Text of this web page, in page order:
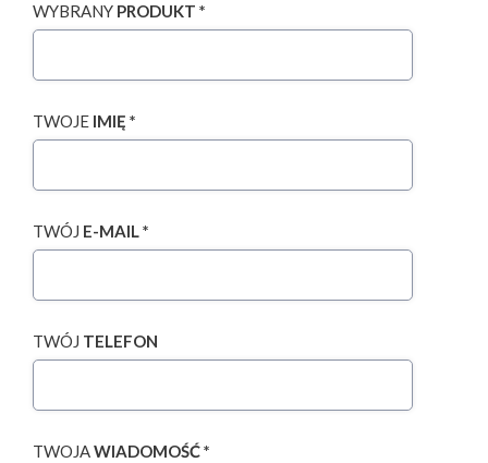
WYBRANY PRODUKT *
TWOJE IMIĘ *
TWÓJ E-MAIL *
TWÓJ TELEFON
TWOJAWIADOMOŚĆ *